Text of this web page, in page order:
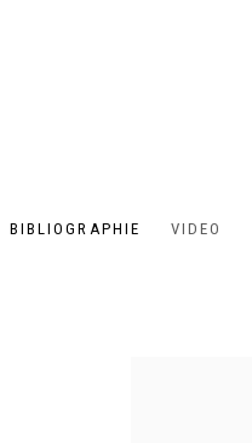
BIBLIOGRAPHIE VIDEO